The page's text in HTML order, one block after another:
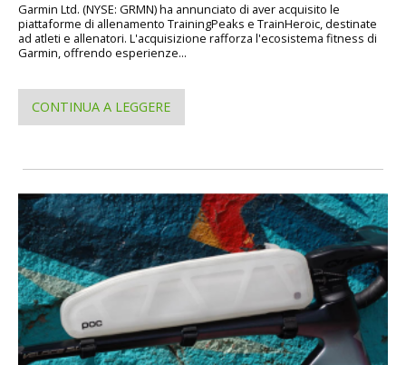
Garmin Ltd. (NYSE: GRMN) ha annunciato di aver acquisito le
piattaforme di allenamento TrainingPeaks e TrainHeroic, destinate
ad atleti e allenatori. L'acquisizione rafforza l'ecosistema fitness di
Garmin, offrendo esperienze...
CONTINUA A LEGGERE